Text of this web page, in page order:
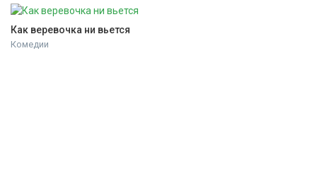
Как веревочка ни вьется
Комедии